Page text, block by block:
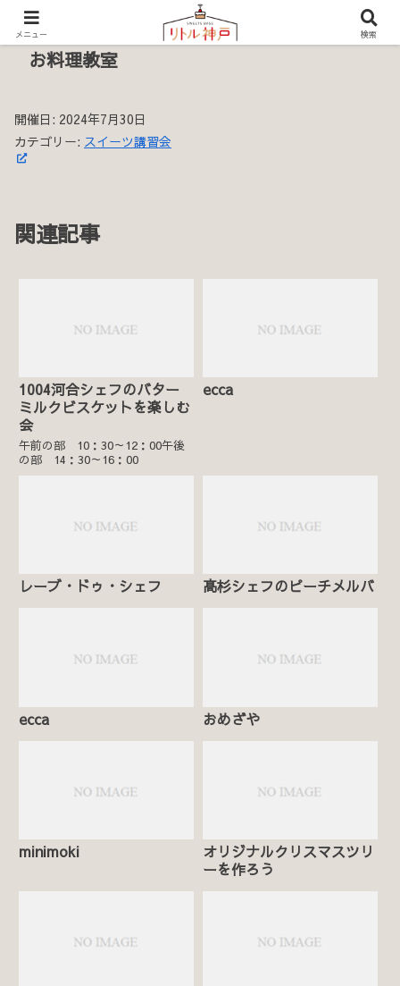
お料理教室
開催日: 2024年7月30日
カテゴリー: スイーツ講習会
関連記事
1004河合シェフのバター
ミルクビスケットを楽しむ
会
午前の部 10：30～12：00午後
の部 14：30～16：00
ecca
レーブ・ドゥ・シェフ 髙杉シェフのピーチメルバ
ecca おめざや
minimoki
オリジナルクリスマスツリ
ーを作ろう
メニュー 検索